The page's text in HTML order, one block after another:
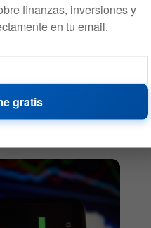
histórico, pero el
finanzas, inversiones y
en tu email.
gratis